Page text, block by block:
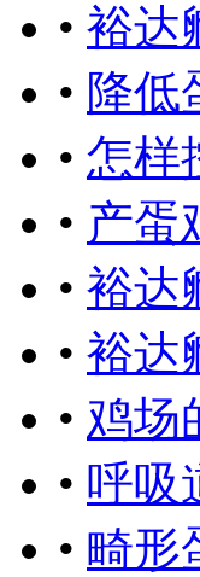
• 裕达
• 降低
• 怎样
• 产蛋
• 裕达
• 裕达
• 鸡场
• 呼吸
• 畸形